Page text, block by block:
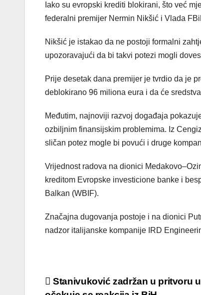
Iako su evropski krediti blokirani, što već
federalni premijer Nermin Nikšić i Vlada
Nikšić je istakao da ne postoji formalni
upozoravajući da bi takvi potezi mogli
Prije desetak dana premijer je tvrdio da je
deblokirano 96 miliona eura i da će
Međutim, najnoviji razvoj događaja
ozbiljnim finansijskim problemima. Iz
sličan potez mogle bi povući i druge
Vrijednost radova na dionici
kreditom Evropske investicione banke i
Balkan (WBIF).
Značajna dugovanja postoje i na dionici
nadzor italijanske kompanije IRD
Post
Stanivuković zadržan u pritvoru